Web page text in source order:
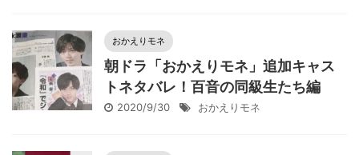
おかえりモネ
朝ドラ「おかえりモネ」追加キャス
トネタバレ！百音の同級生たち編
2020/9/30 おかえりモネ